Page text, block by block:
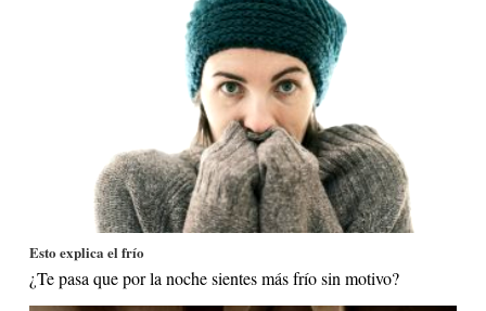
Esto explica el frío
¿Te pasa que por la noche sientes más frío sin motivo?